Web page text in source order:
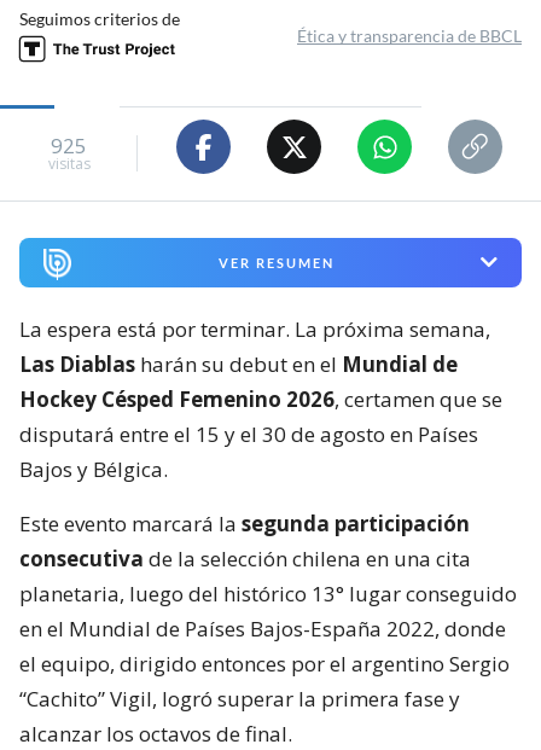
Seguimos criterios de
Ética y transparencia de BBCL
925
visitas
VER RESUMEN
La espera está por terminar. La próxima semana,
Las Diablas harán su debut en el Mundial de
Hockey Césped Femenino 2026, certamen que se
disputará entre el 15 y el 30 de agosto en Países
Bajos y Bélgica.
Este evento marcará la segunda participación
consecutiva de la selección chilena en una cita
planetaria, luego del histórico 13° lugar conseguido
en el Mundial de Países Bajos-España 2022, donde
el equipo, dirigido entonces por el argentino Sergio
“Cachito” Vigil, logró superar la primera fase y
alcanzar los octavos de final.